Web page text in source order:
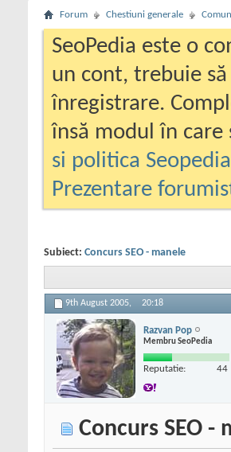
Forum Chestiuni generale
SeoPedia este o
un cont, trebuie
înregistrare.
însă modul în
si politica Seopedia
Prezentare
Subiect: Concurs SEO - manele
9th August 2005, 20:18
Razvan Pop
Membru SeoPedia
Reputatie: 44
Concurs SEO -